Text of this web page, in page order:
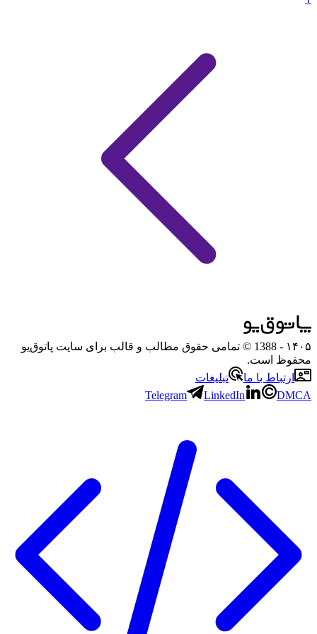
۱۴۰۵
- 1388 © تمامی حقوق مطالب و قالب برای سایت پاتوق‌یو
محفوظ است.
ارتباط با ما
تبلیغات
Telegram
LinkedIn DMCA